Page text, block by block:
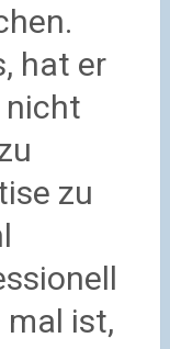
hat er
nicht
zu
mal ist,